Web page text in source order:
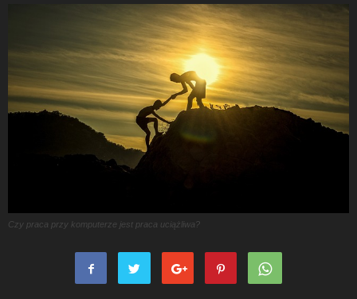
Czy praca przy komputerze jest praca uciążliwa?